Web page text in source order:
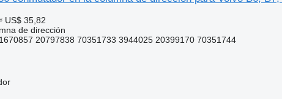
US$ 35,82
de dirección
20797838 70351733 3944025 20399170 70351744